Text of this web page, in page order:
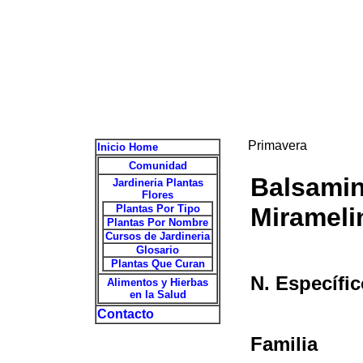
Inicio Home
Comunidad
Jardineria Plantas
Flores
Plantas Por Tipo
Plantas Por Nombre
Cursos de Jardineria
Glosario
Plantas Que Curan
Alimentos y Hierbas
en la Salud
Contacto
Primavera
N.
Familia